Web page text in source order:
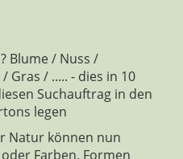
Blume / Nuss /
Gras / ..... - dies in 10
Suchauftrag in den
legen
Natur können nun
Farben, Formen